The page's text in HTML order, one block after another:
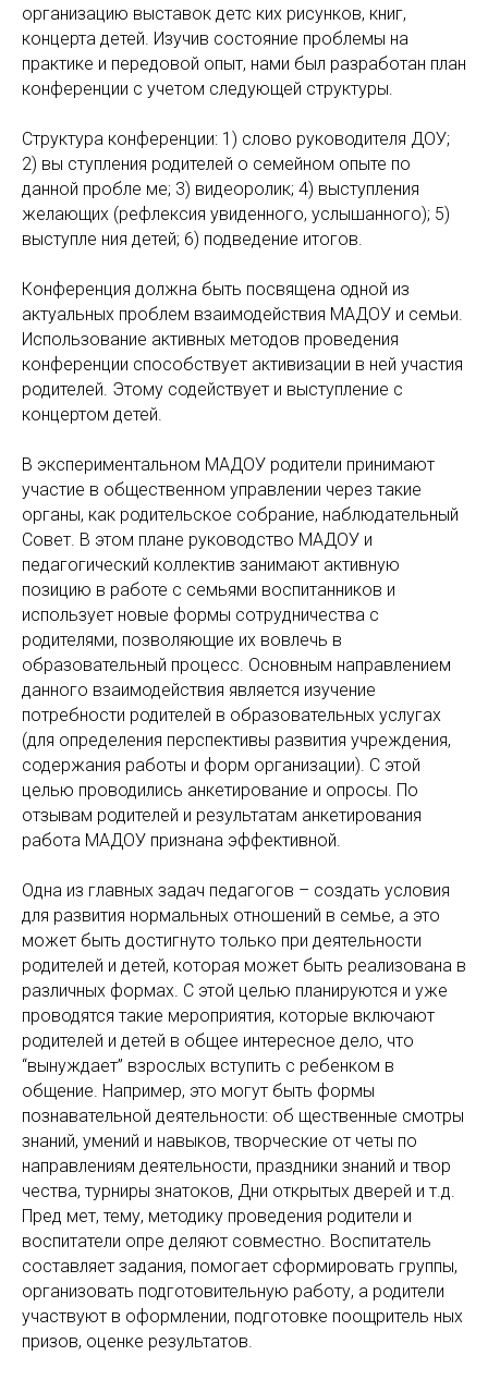
организацию выставок детс ких рисунков, книг,
концерта детей. Изучив состояние проблемы на
практике и передовой опыт, нами был разработан план
конференции с учетом следующей структуры.
Структура конференции: 1) слово руководителя ДОУ;
2) вы ступления родителей о семейном опыте по
данной пробле ме; 3) видеоролик; 4) выступления
желающих (рефлексия увиденного, услышанного); 5)
выступле ния детей; 6) подведение итогов.
Конференция должна быть посвящена одной из
актуальных проблем взаимодействия МАДОУ и семьи.
Использование активных методов проведения
конференции способствует активизации в ней участия
родителей. Этому содействует и выступление с
концертом детей.
В экспериментальном МАДОУ родители принимают
участие в общественном управлении через такие
органы, как родительское собрание, наблюдательный
Совет. В этом плане руководство МАДОУ и
педагогический коллектив занимают активную
позицию в работе с семьями воспитанников и
использует новые формы сотрудничества с
родителями, позволяющие их вовлечь в
образовательный процесс. Основным направлением
данного взаимодействия является изучение
потребности родителей в образовательных услугах
(для определения перспективы развития учреждения,
содержания работы и форм организации). С этой
целью проводились анкетирование и опросы. По
отзывам родителей и результатам анкетирования
работа МАДОУ признана эффективной.
Одна из главных задач педагогов – создать условия
для развития нормальных отношений в семье, а это
может быть достигнуто только при деятельности
родителей и детей, которая может быть реализована в
различных формах. С этой целью планируются и уже
проводятся такие мероприятия, которые включают
родителей и детей в общее интересное дело, что
“вынуждает” взрослых вступить с ребенком в
общение. Например, это могут быть формы
познавательной деятельности: об щественные смотры
знаний, умений и навыков, творческие от четы по
направлениям деятельности, праздники знаний и твор
чества, турниры знатоков, Дни открытых дверей и т.д.
Пред мет, тему, методику проведения родители и
воспитатели опре деляют совместно. Воспитатель
составляет задания, помогает сформировать группы,
организовать подготовительную работу, а родители
участвуют в оформлении, подготовке поощритель ных
призов, оценке результатов.